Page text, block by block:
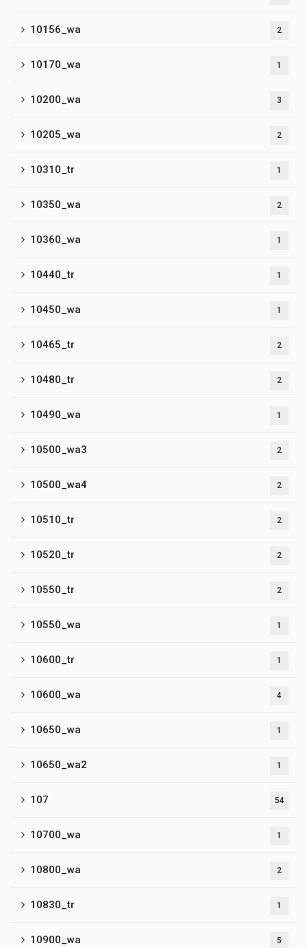
10156_wa 2
10170_wa 1
10200_wa 3
10205_wa 2
10310_tr 1
10350_wa 2
10360_wa 1
10440_tr 1
10450_wa 1
10465_tr 2
10480_tr 2
10490_wa 1
10500_wa3 2
10500_wa4 2
10510_tr 2
10520_tr 2
10550_tr 2
10550_wa 1
10600_tr 1
10600_wa 4
10650_wa 1
10650_wa2 1
107 54
10700_wa 1
10800_wa 2
10830_tr 1
10900_wa 5